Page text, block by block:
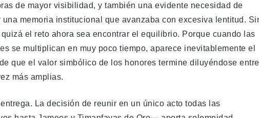
de mayor visibilidad, y también una evidente necesidad de
una memoria institucional que avanzaba con excesiva lentitud.
el reto ahora sea encontrar el equilibrio. Porque cuando las
se multiplican en muy poco tiempo, aparece inevitablemente el
que el valor simbólico de los honores termine diluyéndose entre
más amplias.
La decisión de reunir en un único acto todas las